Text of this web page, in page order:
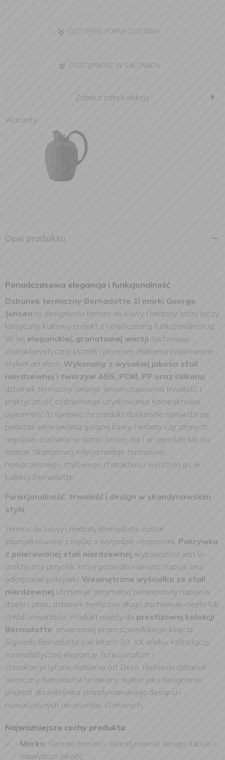
DOSTĘPNE FORMY DOSTAWY
DOSTĘPNOŚĆ W SALONACH
Zobacz całą kolekcję
Warianty:
Opis produktu
Ponadczasowa elegancja i funkcjonalność
Dzbanek termiczny Bernadotte 1l marki George
Jensen to designerski termos do kawy i herbaty, który łączy
klasyczny, kultowy projekt z nowoczesną funkcjonalnością.
W tej eleganckiej, granatowej wersji zachowuje
charakterystyczny kształt i pionowe żłobienia inspirowane
stylem art déco. Wykonany z wysokiej jakości stali
nierdzewnej i tworzyw ABS, POM, PP oraz silikonu,
dzbanek termiczny George Jensen zapewnia trwałość i
praktyczność codziennego użytkowania. Kompaktowa
pojemność 1l sprawia, że produkt doskonale sprawdzi się
podczas serwowania gorącej kawy, herbaty czy zimnych
napojów, zarówno w domu, biurze, jak i w ogrodzie lub na
tarasie. Granatowa edycja nadaje termosowi
nowoczesnego, stylowego charakteru i wyróżnia go w
kolekcji Bernadotte.
Funkcjonalność, trwałość i design w skandynawskim
stylu
Termos do kawy i herbaty Bernadotte został
zaprojektowany z myślą o wygodzie i ergonomii. Pokrywka
z polerowanej stali nierdzewnej wyposażona jest w
praktyczny przycisk, który pozwala nalewać napoje bez
odkręcania pokrywki. Wewnętrzna wyściółka ze stali
nierdzewnej utrzymuje optymalną temperaturę napojów,
dzięki czemu dzbanek termiczny długo zachowuje ciepło lub
chłód zawartości. Produkt należy do prestiżowej kolekcji
Bernadotte, stworzonej przez szwedzkiego księcia
Sigvarda Bernadotte’a w latach 30. XX wieku, która łączy
minimalistyczną elegancję, funkcjonalizm i
charakterystyczne żłobienia Art Deco. Niebieski dzbanek
termiczny Bernadotte to idealny wybór jako designerski
prezent dla miłośnika skandynawskiego designu i
nowoczesnych akcesoriów stołowych.
Najważniejsze cechy produktu:
Marka: George Jensen – skandynawski design, luksus i
najwyższa jakość